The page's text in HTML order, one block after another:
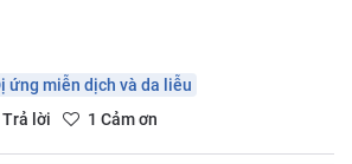
ứng miễn dịch và da liễu
lời 1 Cảm ơn